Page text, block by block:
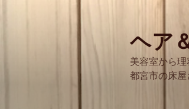
ヘア
美容室から
都宮市の床屋